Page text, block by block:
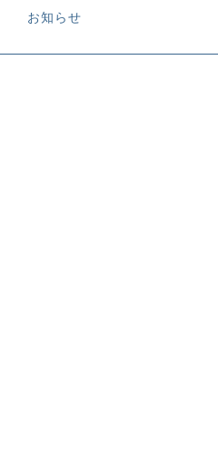
お知らせ